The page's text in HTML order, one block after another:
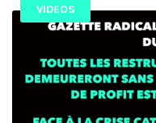
VIDEOS